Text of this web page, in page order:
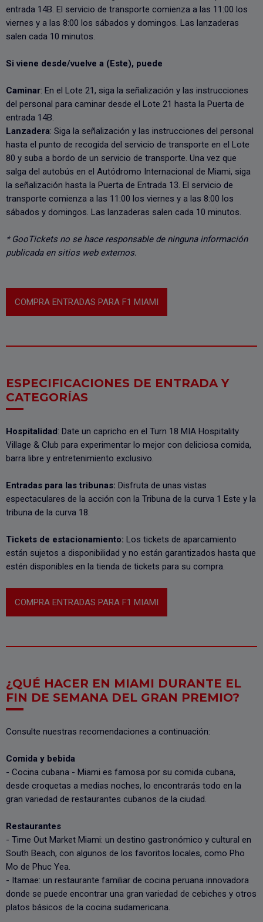
entrada 14B. El servicio de transporte comienza a las 11:00 los
viernes y a las 8:00 los sábados y domingos. Las lanzaderas
salen cada 10 minutos.
Si viene desde/vuelve a (Este), puede
Caminar: En el Lote 21, siga la señalización y las instrucciones
del personal para caminar desde el Lote 21 hasta la Puerta de
entrada 14B.
Lanzadera: Siga la señalización y las instrucciones del personal
hasta el punto de recogida del servicio de transporte en el Lote
80 y suba a bordo de un servicio de transporte. Una vez que
salga del autobús en el Autódromo Internacional de Miami, siga
la señalización hasta la Puerta de Entrada 13. El servicio de
transporte comienza a las 11:00 los viernes y a las 8:00 los
sábados y domingos. Las lanzaderas salen cada 10 minutos.
* GooTickets no se hace responsable de ninguna información
publicada en sitios web externos.
COMPRA ENTRADAS PARA F1 MIAMI
ESPECIFICACIONES DE ENTRADA Y
CATEGORÍAS
Hospitalidad: Date un capricho en el Turn 18 MIA Hospitality
Village & Club para experimentar lo mejor con deliciosa comida,
barra libre y entretenimiento exclusivo.
Entradas para las tribunas: Disfruta de unas vistas
espectaculares de la acción con la Tribuna de la curva 1 Este y la
tribuna de la curva 18.
Tickets de estacionamiento: Los tickets de aparcamiento
están sujetos a disponibilidad y no están garantizados hasta que
estén disponibles en la tienda de tickets para su compra.
COMPRA ENTRADAS PARA F1 MIAMI
¿QUÉ HACER EN MIAMI DURANTE EL
FIN DE SEMANA DEL GRAN PREMIO?
Consulte nuestras recomendaciones a continuación:
Comida y bebida
- Cocina cubana - Miami es famosa por su comida cubana,
desde croquetas a medias noches, lo encontrarás todo en la
gran variedad de restaurantes cubanos de la ciudad.
Restaurantes
- Time Out Market Miami: un destino gastronómico y cultural en
South Beach, con algunos de los favoritos locales, como Pho
Mo de Phuc Yea.
- Itamae: un restaurante familiar de cocina peruana innovadora
donde se puede encontrar una gran variedad de cebiches y otros
platos básicos de la cocina sudamericana.